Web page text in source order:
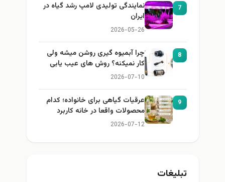
7
نمایندگی تولیدی لامپ رشد گیاه در
ایران
2026-05-26
8
چرا آبمیوه گیری روشن میشه ولی
کار نمیکنه؟ روش های عیب یابی
2026-07-10
9
عرقیات گیاهی برای خانواده؛ کدام
محصولات واقعا در خانه کاربرد
دارند؟
2026-07-12
تبلیغات